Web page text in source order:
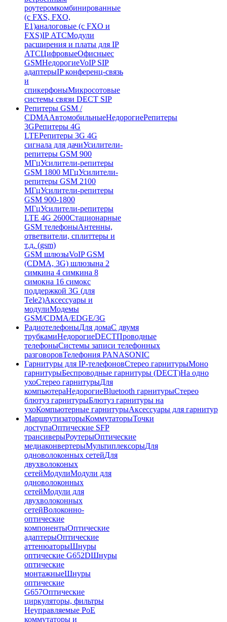
роутеромкомбинированные
(c FXS, FXO,
E1)аналоговые (с FXO и
FXS)IP АТСМодули
расширения и платы для IP
АТСЦифровыеОфисныес
GSMНедорогиеVoIP SIP
адаптерыIP конференц-связь
и
спикерфоныМикросотовые
системы связи DECT SIP
Репитеры GSM /
CDMAАвтомобильныеНедорогиеРепитеры
3GРепитеры 4G
LTEРепитеры 3G 4G
сигнала для дачиУсилители-
репитеры GSM 900
МГцУсилители-репитеры
GSM 1800 МГцУсилители-
репитеры GSM 2100
МГцУсилители-репитеры
GSM 900-1800
МГцУсилители-репитеры
LTE 4G 2600Стационарные
GSM телефоныАнтенны,
ответвители, сплиттеры и
т.д. (gsm)
GSM шлюзыVoIP GSM
(CDMA, 3G) шлюзына 2
симкина 4 симкина 8
симокна 16 симокс
поддержкой 3G (для
Tele2)Аксессуары и
модулиМодемы
GSM/CDMA/EDGE/3G
РадиотелефоныДля домаС двумя
трубкамиНедорогиеDECTПроводные
телефоныСистемы записи телефонных
разговоровТелефония PANASONIC
Гарнитуры для IP-телефоновСтерео гарнитурыМоно
гарнитурыБеспроводные гарнитуры (DECT)На одно
ухоСтерео гарнитурыДля
компьютераНедорогиеBluetooth гарнитурыСтерео
блютуз гарнитурыБлютуз гарнитуры на
ухоКомпьютерные гарнитурыАксессуары для гарнитур
МаршрутизаторыКоммутаторыТочки
доступаОптические SFP
трансиверыРоутерыОптические
медиаконвертерыМультиплексорыДля
одноволоконных сетейДля
двухволоконых
сетейМодулиМодули для
одноволоконных
сетейМодули для
двухволоконных
сетейВолоконно-
оптические
компонентыОптические
адаптерыОптические
аттенюаторыШнуры
оптические G652DШнуры
оптические
монтажныеШнуры
оптические
G657Оптические
циркуляторы, фильтры
Неуправляемые PoE
коммутаторы и